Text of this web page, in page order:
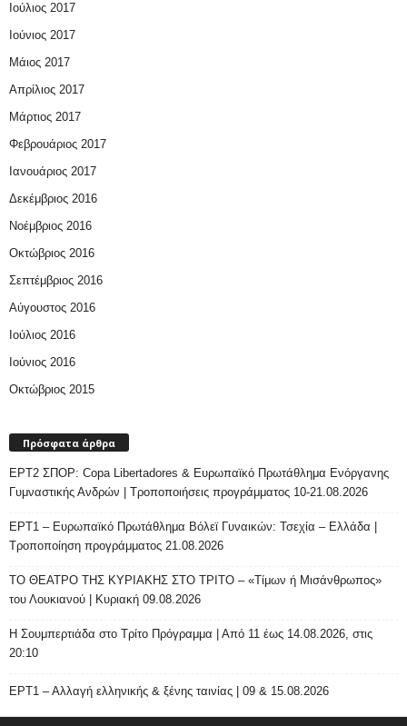
Ιούλιος 2017
Ιούνιος 2017
Μάιος 2017
Απρίλιος 2017
Μάρτιος 2017
Φεβρουάριος 2017
Ιανουάριος 2017
Δεκέμβριος 2016
Νοέμβριος 2016
Οκτώβριος 2016
Σεπτέμβριος 2016
Αύγουστος 2016
Ιούλιος 2016
Ιούνιος 2016
Οκτώβριος 2015
Πρόσφατα άρθρα
ΕΡΤ2 ΣΠΟΡ: Copa Libertadores & Ευρωπαϊκό Πρωτάθλημα Ενόργανης
Γυμναστικής Ανδρών | Τροποποιήσεις προγράμματος 10-21.08.2026
ΕΡΤ1 – Ευρωπαϊκό Πρωτάθλημα Βόλεϊ Γυναικών: Τσεχία – Ελλάδα |
Τροποποίηση προγράμματος 21.08.2026
ΤΟ ΘΕΑΤΡΟ ΤΗΣ ΚΥΡΙΑΚΗΣ ΣΤΟ ΤΡΙΤΟ – «Τίμων ή Μισάνθρωπος»
του Λουκιανού | Κυριακή 09.08.2026
H Σουμπερτιάδα στο Τρίτο Πρόγραμμα | Από 11 έως 14.08.2026, στις
20:10
ΕΡΤ1 – Αλλαγή ελληνικής & ξένης ταινίας | 09 & 15.08.2026